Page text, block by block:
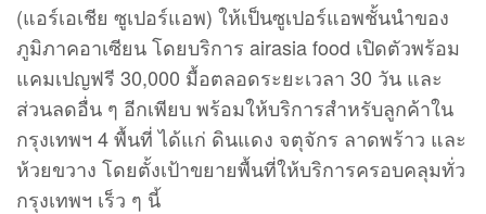
(แอร์เอเชีย ซูเปอร์แอพ) ให้เป็นซูเปอร์แอพชั้นนำของ
ภูมิภาคอาเซียน โดยบริการ airasia food เปิดตัวพร้อม
แคมเปญฟรี 30,000 มื้อตลอดระยะเวลา 30 วัน และ
ส่วนลดอื่น ๆ อีกเพียบ พร้อมให้บริการสำหรับลูกค้าใน
กรุงเทพฯ 4 พื้นที่ ได้แก่ ดินแดง จตุจักร ลาดพร้าว และ
ห้วยขวาง โดยตั้งเป้าขยายพื้นที่ให้บริการครอบคลุมทั่ว
กรุงเทพฯ เร็ว ๆ นี้